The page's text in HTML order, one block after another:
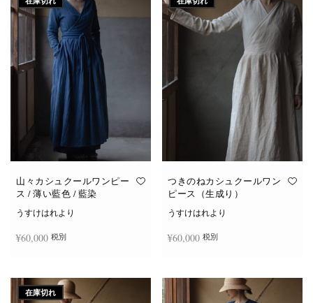
山々カシュクールワンピー
ス / 薄い藍色 / 藍染
うすけはれより
¥60,000 税別
つきのねカシュクールワン
ピース（生成り）
うすけはれより
¥60,000 税別
在庫切れ